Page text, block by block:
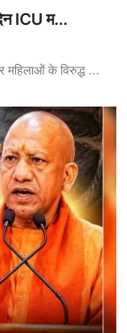
ICU म...
महिलाओं के विरुद्ध ...